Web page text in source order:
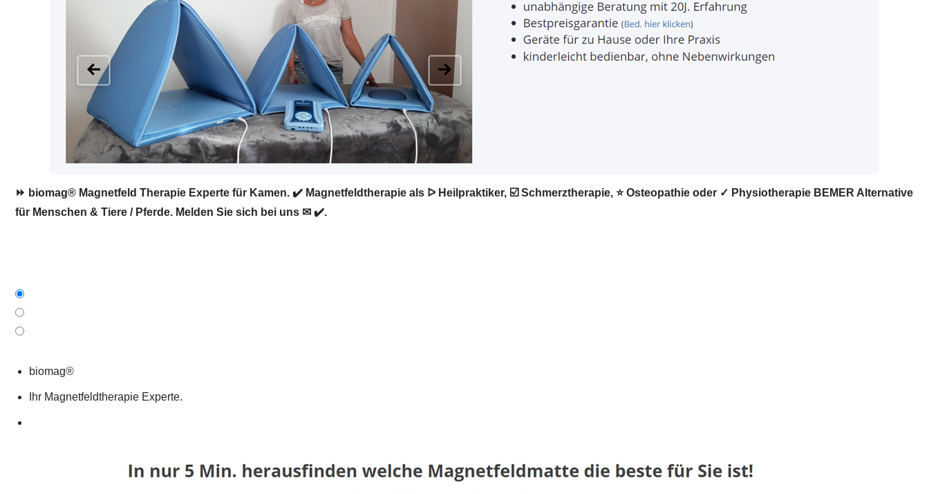
⏩ biomag® Magnetfeld Therapie Experte für Kamen. ✔️ Magnetfeldtherapie als ᐅ Heilpraktiker, ☑️ Schmerztherapie, ⭐ Osteopathie oder ✓ Physiotherapie BEMER Alternative
für Menschen & Tiere / Pferde. Melden Sie sich bei uns ✉ ✔️.
biomag®
Ihr Magnetfeldtherapie Experte.